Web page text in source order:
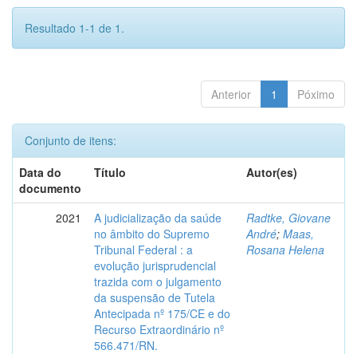
Resultado 1-1 de 1.
Anterior 1 Póximo
Conjunto de itens:
Data do
documento
Título Autor(es)
2021
A judicialização da saúde
no âmbito do Supremo
Tribunal Federal : a
evolução jurisprudencial
trazida com o julgamento
da suspensão de Tutela
Antecipada nº 175/CE e do
Recurso Extraordinário nº
566.471/RN.
Radtke, Giovane
André; Maas,
Rosana Helena